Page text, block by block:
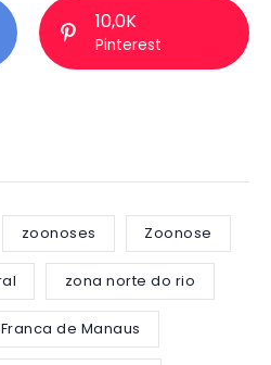
10,0K
Pinterest
zoonoses Zoonose
zona norte do rio
de Manaus